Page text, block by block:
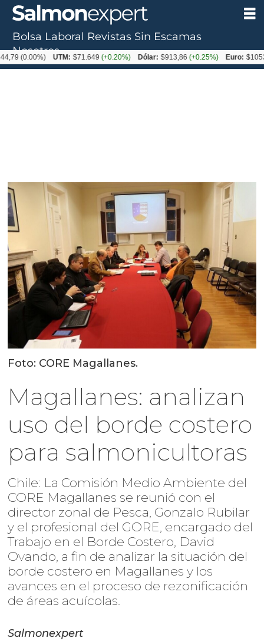
Foto: CORE Magallanes.
Magallanes: analizan
uso del borde costero
para salmonicultoras
Chile: La Comisión Medio Ambiente del
CORE Magallanes se reunió con el
director zonal de Pesca, Gonzalo Rubilar
y el profesional del GORE, encargado del
Trabajo en el Borde Costero, David
Ovando, a fin de analizar la situación del
borde costero en Magallanes y los
avances en el proceso de rezonificación
de áreas acuícolas.
Salmonexpert
Bolsa Laboral Revistas Sin Escamas
Nosotros
UTM: $71.649(+0.20%) Dólar: $913,86(+0.25%) Euro: $1053,08(-